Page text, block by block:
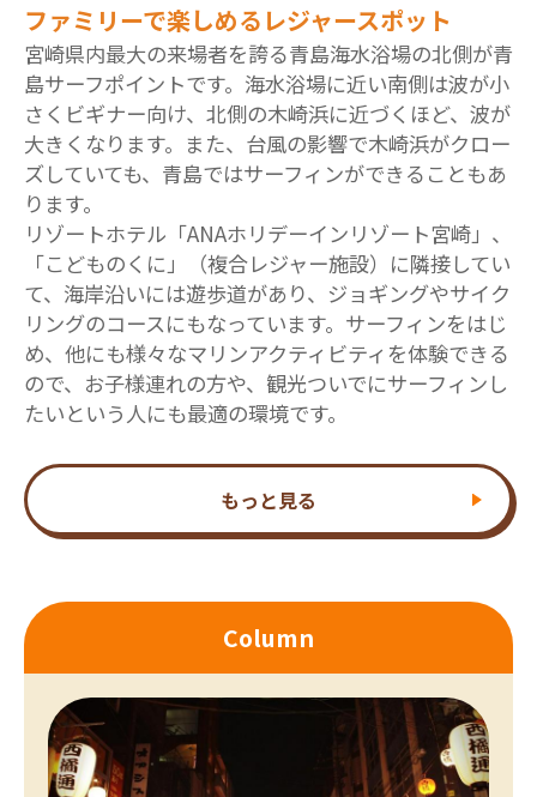
ファミリーで楽しめるレジャースポット
宮崎県内最大の来場者を誇る青島海水浴場の北側が青
島サーフポイントです。海水浴場に近い南側は波が小
さくビギナー向け、北側の木崎浜に近づくほど、波が
大きくなります。また、台風の影響で木崎浜がクロー
ズしていても、青島ではサーフィンができることもあ
ります。
リゾートホテル「ANAホリデーインリゾート宮崎」、
「こどものくに」（複合レジャー施設）に隣接してい
て、海岸沿いには遊歩道があり、ジョギングやサイク
リングのコースにもなっています。サーフィンをはじ
め、他にも様々なマリンアクティビティを体験できる
ので、お子様連れの方や、観光ついでにサーフィンし
たいという人にも最適の環境です。
もっと見る
Column